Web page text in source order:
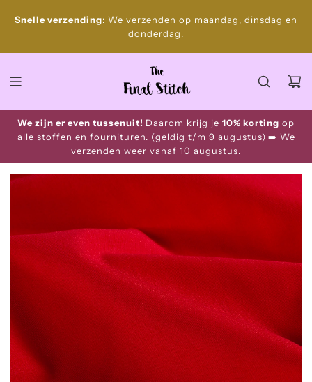
p
o
e
Snelle verzending: We verzenden op maandag, dinsdag en
donderdag.
We zijn er even tussenuit! Daarom krijg je 10% korting op
alle stoffen en fournituren. (geldig t/m 9 augustus) ➡️ We
verzenden weer vanaf 10 augustus.